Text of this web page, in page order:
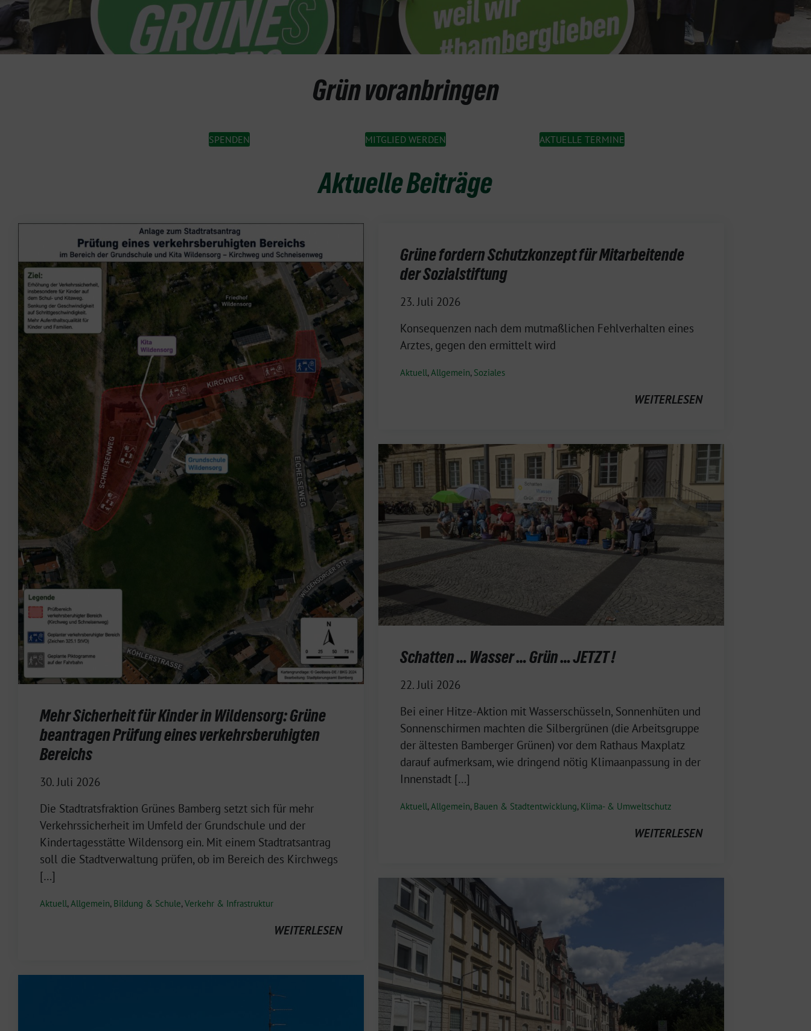
Grün voranbringen
SPENDEN MITGLIED WERDEN AKTUELLE TERMINE
Aktuelle Beiträge
Mehr Sicherheit für Kinder in Wildensorg: Grüne
beantragen Prüfung eines verkehrsberuhigten
Bereichs
30. Juli 2026
Die Stadtratsfraktion Grünes Bamberg setzt sich für mehr
Verkehrssicherheit im Umfeld der Grundschule und der
Kindertagesstätte Wildensorg ein. Mit einem Stadtratsantrag
soll die Stadtverwaltung prüfen, ob im Bereich des Kirchwegs
[…]
Aktuell,Allgemein, Bildung & Schule,Verkehr & Infrastruktur
WEITERLESEN
Grüne fordern Schutzkonzept für Mitarbeitende
der Sozialstiftung
23. Juli 2026
Konsequenzen nach dem mutmaßlichen Fehlverhalten eines
Arztes, gegen den ermittelt wird
Aktuell,Allgemein, Soziales
WEITERLESEN
Schatten … Wasser … Grün … JETZT !
22. Juli 2026
Bei einer Hitze-Aktion mit Wasserschüsseln, Sonnenhüten und
Sonnenschirmen machten die Silbergrünen (die Arbeitsgruppe
der ältesten Bamberger Grünen) vor dem Rathaus Maxplatz
darauf aufmerksam, wie dringend nötig Klimaanpassung in der
Innenstadt […]
Aktuell,Allgemein, Bauen & Stadtentwicklung, Klima- & Umweltschutz
WEITERLESEN